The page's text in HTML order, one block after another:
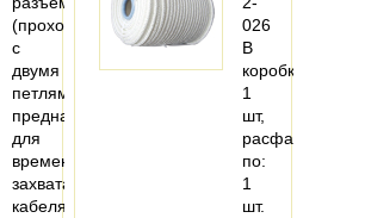
(проходной)
с
двумя
петлями
предназначен
для
временного
захвата
кабеля
026
В
коробке:
1
шт,
расфасовано
по:
1
шт.